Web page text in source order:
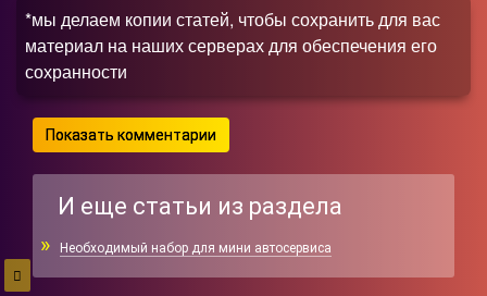
*мы делаем копии статей, чтобы сохранить для вас
материал на наших серверах для обеспечения его
сохранности
Показать комментарии
И еще статьи из раздела
Необходимый набор для мини автосервиса